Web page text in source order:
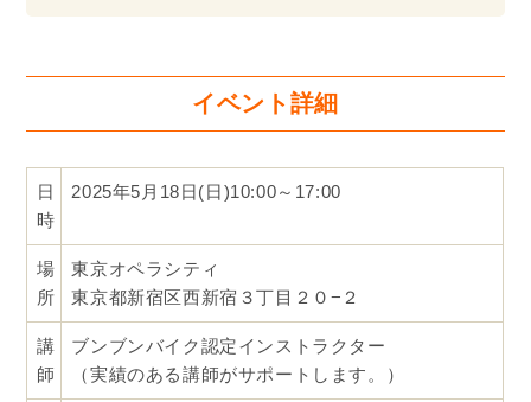
イベント詳細
日
時
2025年5月18日(日)10:00～17:00
場
所
東京オペラシティ
東京都新宿区西新宿３丁目２０−２
講
師
ブンブンバイク認定インストラクター
（実績のある講師がサポートします。）